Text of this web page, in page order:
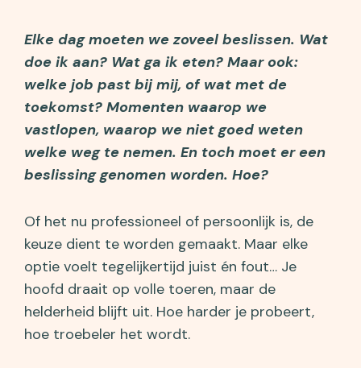
Elke dag moeten we zoveel beslissen. Wat
doe ik aan? Wat ga ik eten? Maar ook:
welke job past bij mij, of wat met de
toekomst? Momenten waarop we
vastlopen, waarop we niet goed weten
welke weg te nemen. En toch moet er een
beslissing genomen worden. Hoe?
Of het nu professioneel of persoonlijk is, de
keuze dient te worden gemaakt. Maar elke
optie voelt tegelijkertijd juist én fout… Je
hoofd draait op volle toeren, maar de
helderheid blijft uit. Hoe harder je probeert,
hoe troebeler het wordt.